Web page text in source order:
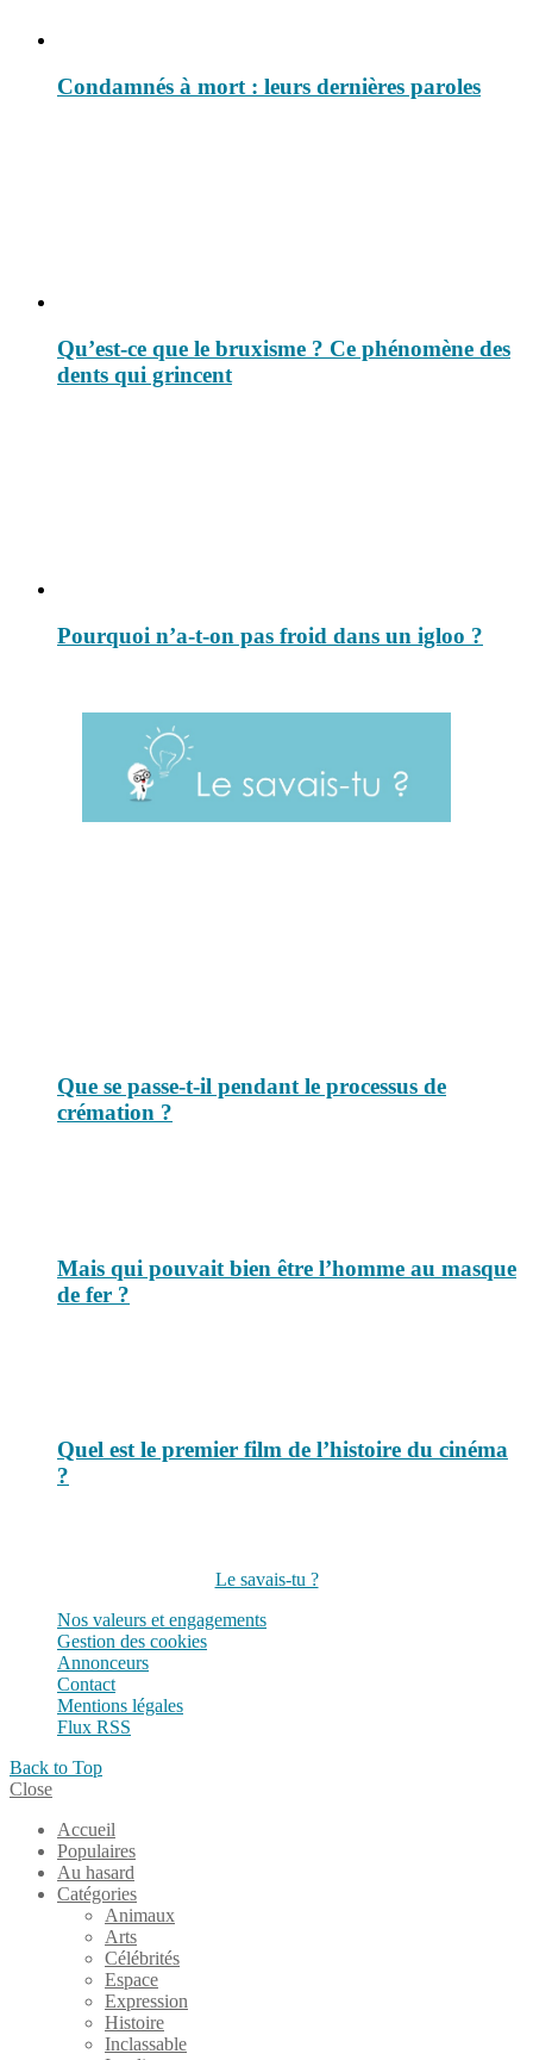
Condamnés à mort : leurs dernières paroles
Qu’est-ce que le bruxisme ? Ce phénomène des
dents qui grincent
Pourquoi n’a-t-on pas froid dans un igloo ?
Que se passe-t-il pendant le processus de
crémation ?
Mais qui pouvait bien être l’homme au masque
de fer ?
Quel est le premier film de l’histoire du cinéma
?
Le savais-tu ?
Nos valeurs et engagements
Gestion des cookies
Annonceurs
Contact
Mentions légales
Flux RSS
Back to Top
Close
Accueil
Populaires
Au hasard
Catégories
Animaux
Arts
Célébrités
Espace
Expression
Histoire
Inclassable